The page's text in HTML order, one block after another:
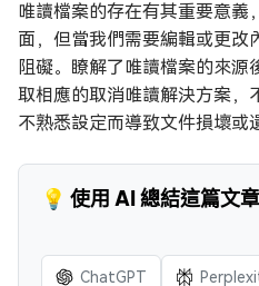
唯讀檔案的存在有其重要意義
面，但當我們需要編輯或更改
阻礙。瞭解了唯讀檔案的來
取相應的取消唯讀解決方案，
不熟悉設定而導致文件損壞或
💡 使用 AI 總結這篇文章
ChatGPT